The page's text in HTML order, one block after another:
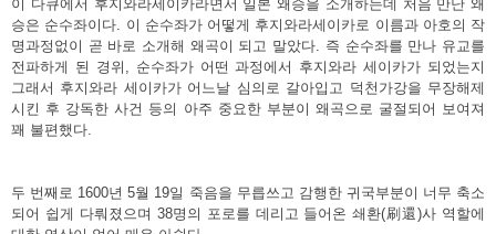
이 다큐에서 후지와라세이카라면서 일본 왜승을 소개하는데 처음 만난 왜
승은 순수좌이다. 이 순수좌가 어떻게 후지와라세이카로 이름과 아호의 작
명과정없이 곧 바로 소개해 왜곡이 되고 말았다. 즉 순수좌를 만나 유교를
전파하게 된 경위, 순수좌가 어떤 과정에서 후지와라 세이카가 되었는지
그래서 후지와라 세이카가 어느날 심의로 갈아입고 덕천가강을 무장해제
시킨 후 강독한 사건 등의 아주 중요한 부분이 왜곡으로 굴절되어 보여져
꽤 불편했다.
두 번째로 1600년 5월 19일 죽음을 무릅쓰고 감행한 귀국부분이 너무 축소
되어 쉽게 다뤄졌으며 38명의 포로를 데리고 들어온 쇄환(刷還)사 역할에